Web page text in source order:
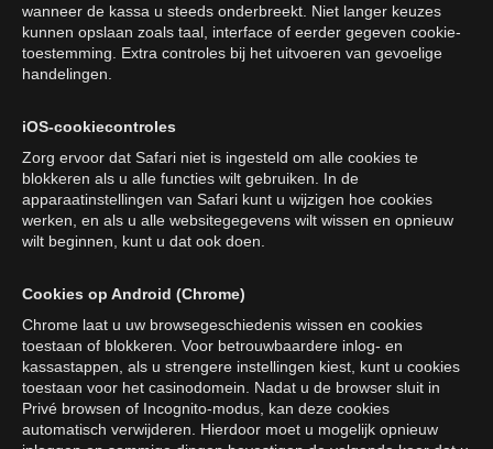
wanneer de kassa u steeds onderbreekt. Niet langer keuzes
kunnen opslaan zoals taal, interface of eerder gegeven cookie-
toestemming. Extra controles bij het uitvoeren van gevoelige
handelingen.
iOS-cookiecontroles
Zorg ervoor dat Safari niet is ingesteld om alle cookies te
blokkeren als u alle functies wilt gebruiken. In de
apparaatinstellingen van Safari kunt u wijzigen hoe cookies
werken, en als u alle websitegegevens wilt wissen en opnieuw
wilt beginnen, kunt u dat ook doen.
Cookies op Android (Chrome)
Chrome laat u uw browsegeschiedenis wissen en cookies
toestaan of blokkeren. Voor betrouwbaardere inlog- en
kassastappen, als u strengere instellingen kiest, kunt u cookies
toestaan voor het casinodomein. Nadat u de browser sluit in
Privé browsen of Incognito-modus, kan deze cookies
automatisch verwijderen. Hierdoor moet u mogelijk opnieuw